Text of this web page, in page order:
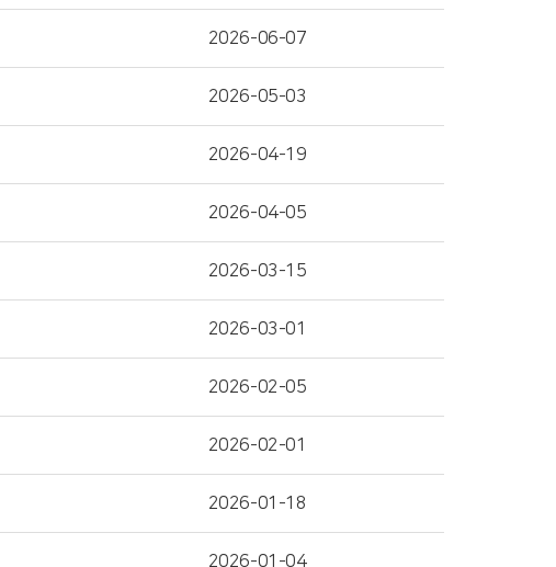
2026-06-07
2026-05-03
2026-04-19
2026-04-05
2026-03-15
2026-03-01
2026-02-05
2026-02-01
2026-01-18
2026-01-04